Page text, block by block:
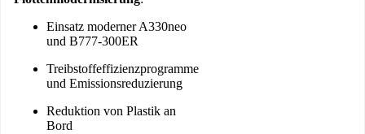
Einsatz moderner A330neo
und B777-300ER
Treibstoffeffizienzprogramme
und Emissionsreduzierung
Reduktion von Plastik an
Bord